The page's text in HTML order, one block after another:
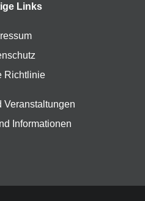
Links
Richtlinie
Veranstaltungen
Informationen